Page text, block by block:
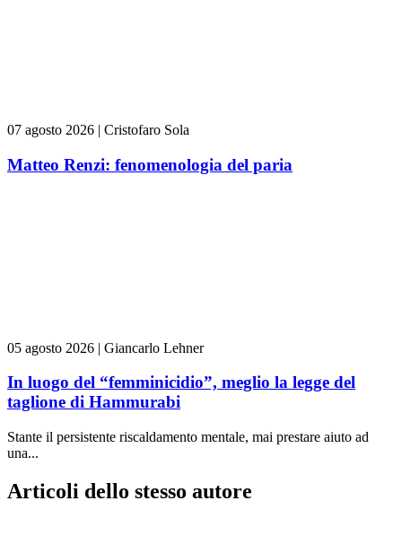
07 agosto 2026 | Cristofaro Sola
Matteo Renzi: fenomenologia del paria
05 agosto 2026 | Giancarlo Lehner
In luogo del “femminicidio”, meglio la legge del
taglione di Hammurabi
Stante il persistente riscaldamento mentale, mai prestare aiuto ad
una...
Articoli dello stesso autore